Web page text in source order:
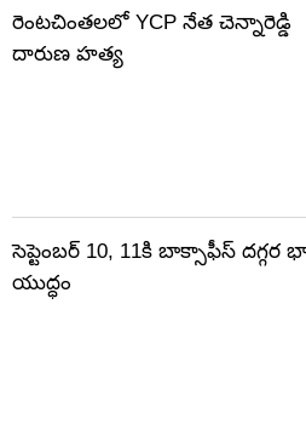
రెంటచింతలలో YCP నేత చెన్నారెడ్డి
దారుణ హత్య
సెప్టెంబర్‌ 10, 11కి బాక్సాఫీస్ దగ్గర
యుద్ధం